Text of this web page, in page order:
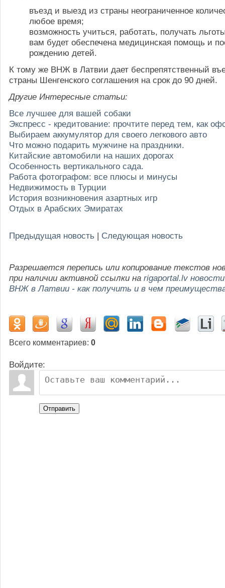
въезд и выезд из страны неограниченное
любое время;
возможность учиться, работать, получать
вам будет обеспечена медицинская помощь и
рождению детей.
К тому же ВНЖ в Латвии дает беспрепятственный
страны Шенгенского соглашения на срок до 90 дней.
Другие Интересные статьи:
Все лучшее для вашей собаки
Экспресс - кредитование: прочтите перед тем, как
Выбираем аккумулятор для своего легкового авто
Что можно подарить мужчине на праздники.
Китайские автомобили на наших дорогах
Особенность вертикального сада.
Работа фотографом: все плюсы и минусы
Недвижимость в Турции
История возникновения азартных игр
Отдых в Арабских Эмиратах
Предыдущая новость | Следующая новость
Разрешается перепись или копирование текстов
при наличии активной ссылки на rigaportal.lv новости
ВНЖ в Латвии - как получить и в чем
Всего комментариев: 0
Войдите:
Отправить